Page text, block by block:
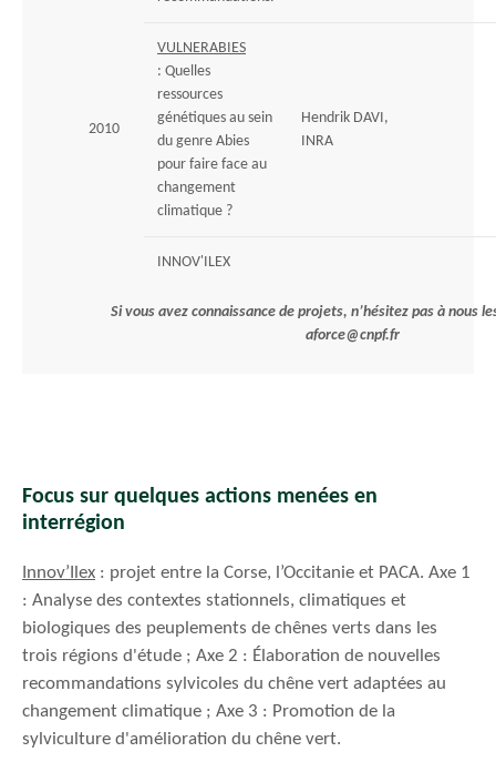
2010
VULNERABIES
: Quelles
ressources
génétiques au sein
du genre Abies
pour faire face au
changement
climatique ?
Hendrik DAVI,
INRA
INNOV'ILEX
Si vous avez connaissance de projets, n’hésitez pas à nous
aforce@cnpf.fr
Focus sur quelques actions menées en
interrégion
Innov’Ilex : projet entre la Corse, l’Occitanie et PACA. Axe 1
: Analyse des contextes stationnels, climatiques et
biologiques des peuplements de chênes verts dans les
trois régions d'étude ; Axe 2 : Élaboration de nouvelles
recommandations sylvicoles du chêne vert adaptées au
changement climatique ; Axe 3 : Promotion de la
sylviculture d'amélioration du chêne vert.